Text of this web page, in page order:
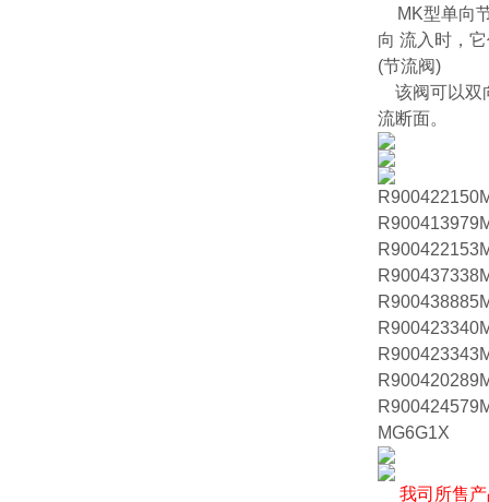
MK型单向
向 流入时，
(节流阀)
该阀可以双
流断面。
MG6G1X
我司所售